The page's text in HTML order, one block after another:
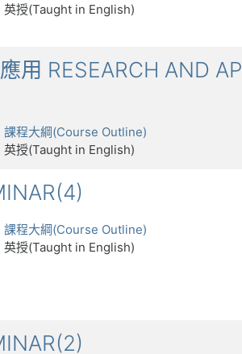
英授(Taught in English)
用 RESEARCH AND
課程大綱(Course Outline)
英授(Taught in English)
課程大綱(Course Outline)
英授(Taught in English)